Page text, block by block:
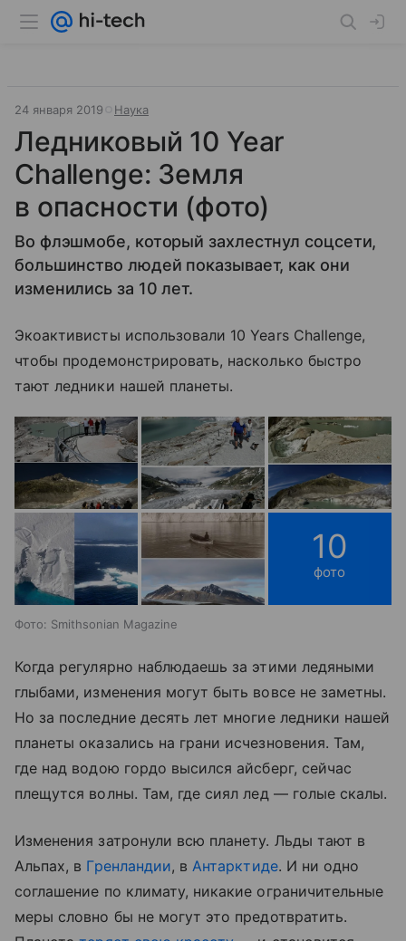
24 января 2019 Наука
Ледниковый 10 Year
Challenge: Земля
в опасности (фото)
Во флэшмобе, который захлестнул соцсети,
большинство людей показывает, как они
изменились за 10 лет.
Экоактивисты использовали 10 Years Challenge,
чтобы продемонстрировать, насколько быстро
тают ледники нашей планеты.
10
фото
Фото: Smithsonian Magazine
Когда регулярно наблюдаешь за этими ледяными
глыбами, изменения могут быть вовсе не заметны.
Но за последние десять лет многие ледники нашей
планеты оказались на грани исчезновения. Там,
где над водою гордо высился айсберг, сейчас
плещутся волны. Там, где сиял лед — голые скалы.
Изменения затронули всю планету. Льды тают в
Альпах, в Гренландии, в Антарктиде. И ни одно
соглашение по климату, никакие ограничительные
меры словно бы не могут это предотвратить.